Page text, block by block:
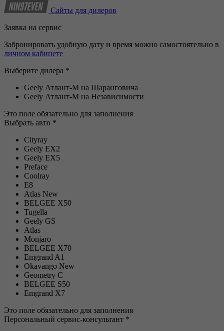
Сайты для дилеров
Заявка на сервис
Забронировать удобную дату и время можно самостоятельно в
личном кабинете
Выберите дилера *
Geely Атлант-М на Шаранговича
Geely Атлант-М на Независимости
Это поле обязательно для заполнения
Выбрать авто *
Cityray
Geely EX2
Geely EX5
Preface
Coolray
E8
Atlas New
BELGEE Х50
Tugella
Geely GS
Atlas
Monjaro
BELGEE X70
Emgrand A1
Okavango New
Geometry C
BELGEE S50
Emgrand X7
Это поле обязательно для заполнения
Персональный сервис-консультант *